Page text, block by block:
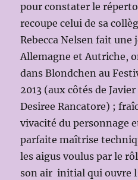
pour constater le
recoupe celui de sa
Rebecca Nelsen fait une
Allemagne et Autriche,
dans Blondchen au
2013 (aux côtés de
Desiree Rancatore) ;
vivacité du personnage
parfaite maîtrise
les aigus voulus par le
son air initial qui ouvre